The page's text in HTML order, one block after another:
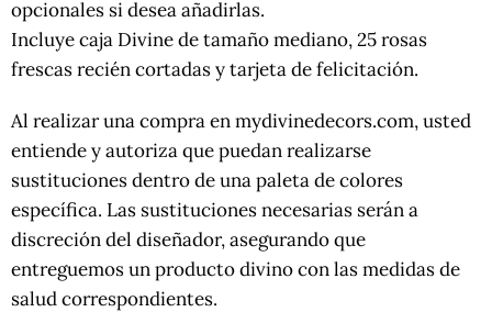
opcionales si desea añadirlas.
Incluye caja Divine de tamaño mediano, 25 rosas
frescas recién cortadas y tarjeta de felicitación.
Al realizar una compra en mydivinedecors.com, usted
entiende y autoriza que puedan realizarse
sustituciones dentro de una paleta de colores
específica. Las sustituciones necesarias serán a
discreción del diseñador, asegurando que
entreguemos un producto divino con las medidas de
salud correspondientes.